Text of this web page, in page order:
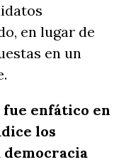
en lugar de
en un
enfático en
los
democracia